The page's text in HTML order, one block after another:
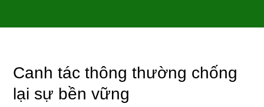
Canh tác thông thường chống
lại sự bền vững